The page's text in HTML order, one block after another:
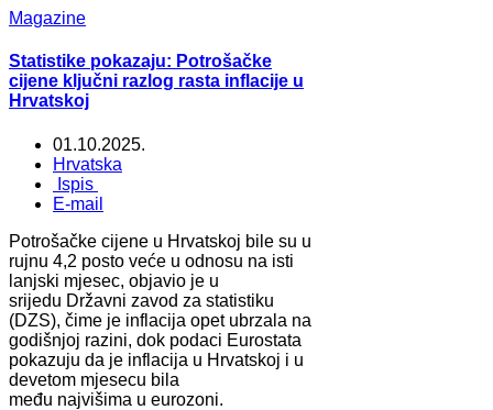
Magazine
Statistike pokazaju: Potrošačke
cijene ključni razlog rasta inflacije u
Hrvatskoj
01.10.2025.
Hrvatska
Ispis
E-mail
Potrošačke cijene u Hrvatskoj bile su u
rujnu 4,2 posto veće u odnosu na isti
lanjski mjesec, objavio je u
srijedu Državni zavod za statistiku
(DZS), čime je inflacija opet ubrzala na
godišnjoj razini, dok podaci Eurostata
pokazuju da je inflacija u Hrvatskoj i u
devetom mjesecu bila
među najvišima u eurozoni.